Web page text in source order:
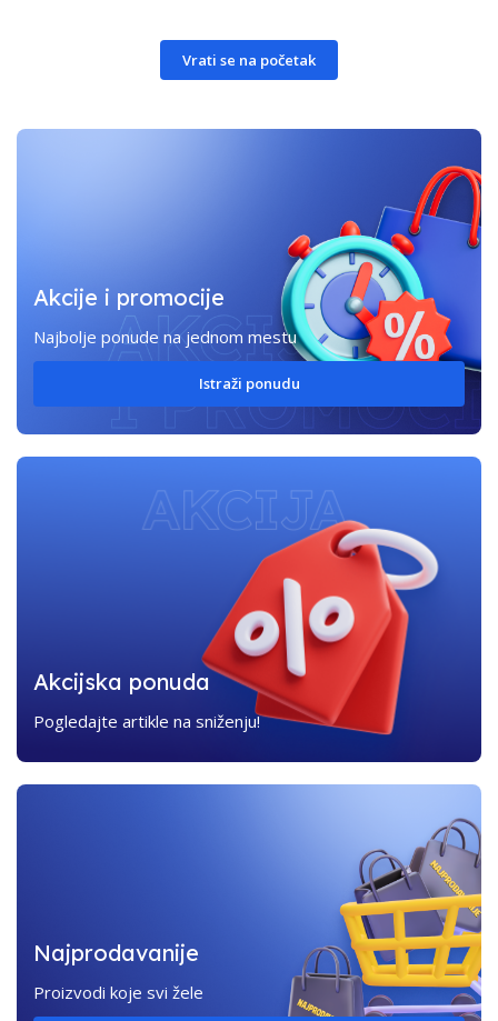
Vrati se na početak
Akcije i promocije
Najbolje ponude na jednom mestu
Istraži ponudu
Akcijska ponuda
Pogledajte artikle na sniženju!
Najprodavanije
Proizvodi koje svi žele